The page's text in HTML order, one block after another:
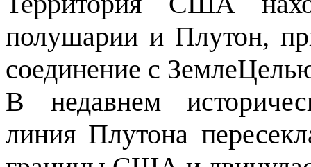
полушарии и Плутон,
соединение с
В недавнем
линия Плутона